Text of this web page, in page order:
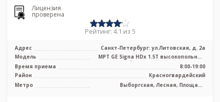
Лицензия
проверена
Рейтинг: 4.1 из 5
Адрес
Санкт-Петербург: ул.Литовская, д. 2а
Модель
МРТ GЕ Signa HDx 1.5Т высокопольный
закрытый тип, МРТ Philips Ingenia ...
Время приема
8:00-19:00
Район
Красногвардейский
Метро
Выборгская, Лесная, Площадь